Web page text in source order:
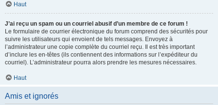
Haut
J’ai reçu un spam ou un courriel abusif d’un membre de ce forum !
Le formulaire de courrier électronique du forum comprend des sécurités pour
suivre les utilisateurs qui envoient de tels messages. Envoyez à
l’administrateur une copie complète du courriel reçu. Il est très important
d’inclure les en-têtes (ils contiennent des informations sur l’expéditeur du
courriel). L’administrateur pourra alors prendre les mesures nécessaires.
Haut
Amis et ignorés